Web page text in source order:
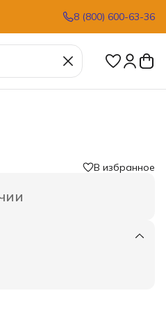
8 (800) 600-63-36
В избранное